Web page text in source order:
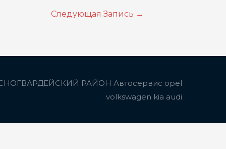
Следующая Запись →
РАЙОН Автосервис opel
volkswagen kia audi